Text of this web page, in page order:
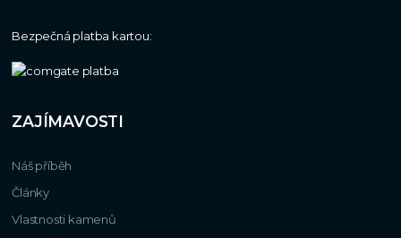
Bezpečná platba kartou:
ZAJÍMAVOSTI
Náš příběh
Články
Vlastnosti kamenů